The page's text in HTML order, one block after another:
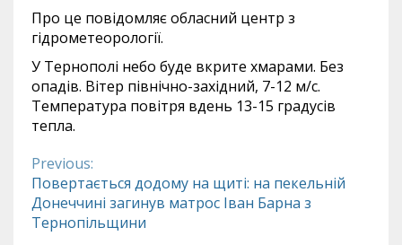
Про це повідомляє обласний центр з
гідрометеорології.
У Тернополі небо буде вкрите хмарами. Без
опадів. Вітер північно-західний, 7-12 м/с.
Температура повітря вдень 13-15 градусів
тепла.
Continue
Reading
Previous:
Повертається додому на щиті: на пекельній
Донеччині загинув матрос Іван Барна з
Тернопільщини